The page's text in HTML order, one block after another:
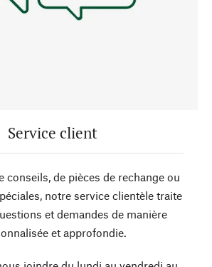
Service client
conseils, de pièces de rechange ou
notre service clientèle traite
et demandes de manière
et approfondie.